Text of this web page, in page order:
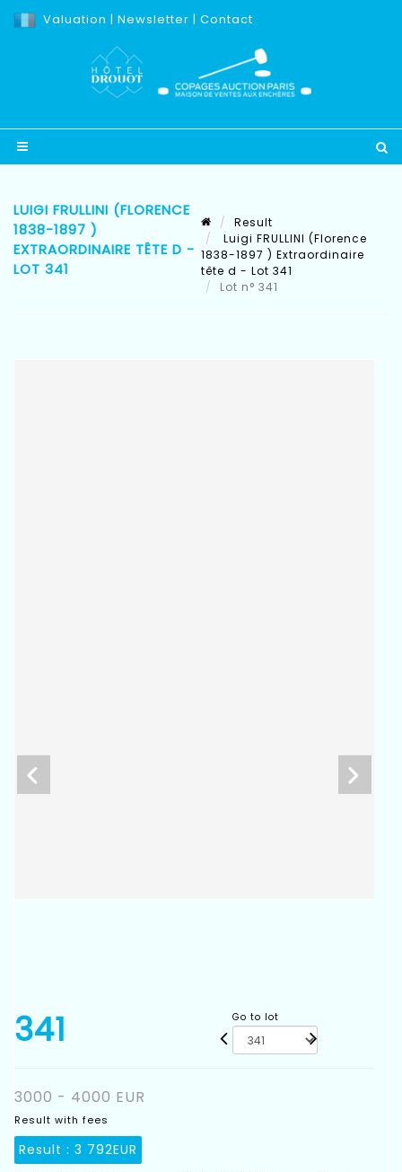
Valuation | Newsletter | Contact
LUIGI FRULLINI (FLORENCE
1838-1897 )
EXTRAORDINAIRE TÊTE D -
LOT 341
Result
Luigi FRULLINI (Florence
1838-1897 ) Extraordinaire
tête d - Lot 341
Lot n° 341
341 Go to lot
3000 - 4000 EUR
Result with fees
Result : 3 792EUR